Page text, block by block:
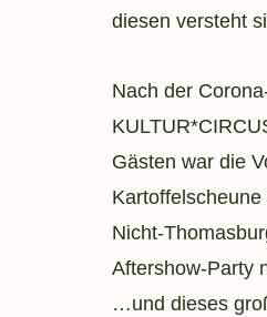
diesen versteht
Nach der
Gästen war die
Nicht-
Aftershow-Party
…und dieses